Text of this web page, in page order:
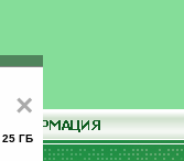
×
25 ГБ